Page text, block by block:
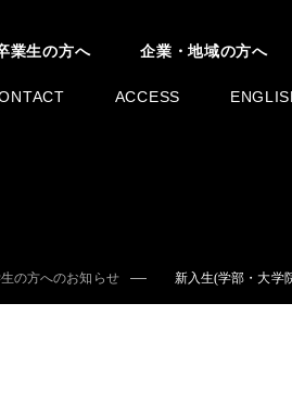
業生の方へ 企業・地域の方へ
ACCESS
の方へのお知らせ 新入生(学部・大学